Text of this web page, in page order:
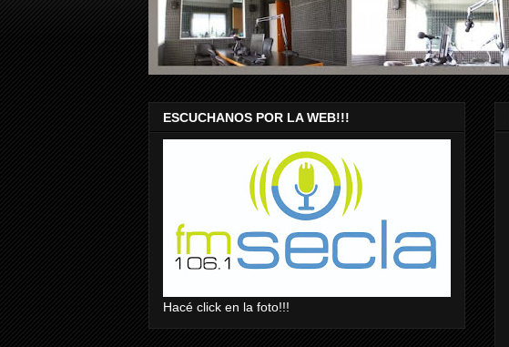
ESCUCHANOS POR LA WEB!!!
Hacé click en la foto!!!